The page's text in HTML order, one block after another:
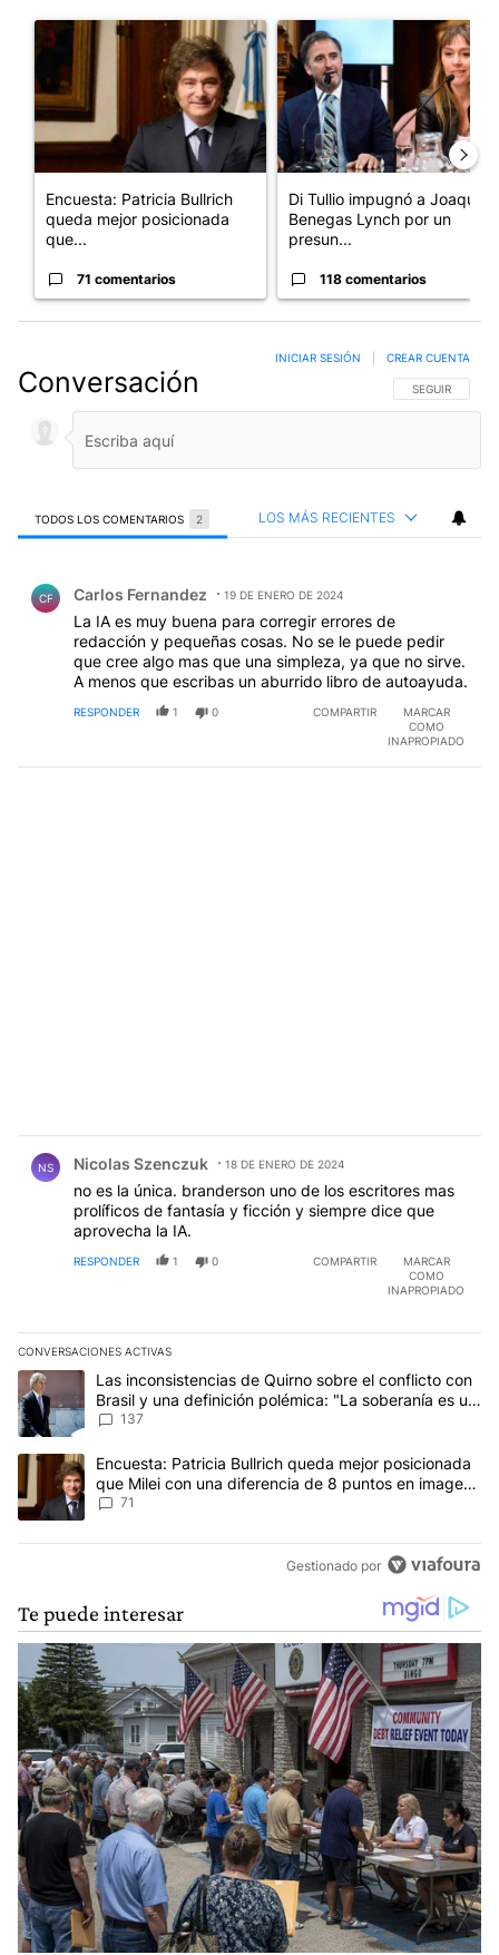
Un artículo de tendencia con el título "Encuesta: Patricia
Encuesta: Patricia Bullrich
queda mejor posicionada
que...
71 comentarios
Un artículo de tendencia con
Di Tullio impugnó a Joaquín
Benegas Lynch por un
presun...
118 comentarios
Conversación SIGA ESTA
SEGUIR
INICIAR SESIÓN CREAR CUENTA
TODOS LOS COMENTARIOS 2 LOS MÁS RECIENTES
CF Carlos Fernandez 19 DE ENERO DE 2024
La IA es muy buena para corregir errores de
redacción y pequeñas cosas. No se le puede pedir
que cree algo mas que una simpleza, ya que no sirve.
A menos que escribas un aburrido libro de autoayuda.
RESPONDER 1 0 COMPARTIR
MARCAR
COMO
INAPROPIADO
NS Nicolas Szenczuk 18 DE ENERO DE 2024
no es la única. branderson uno de los escritores mas
prolíficos de fantasía y ficción y siempre dice que
aprovecha la IA.
RESPONDER 1 0 COMPARTIR
MARCAR
COMO
INAPROPIADO
CONVERSACIONES ACTIVAS
Este listado muestra los artículos con más comentarios en los
Un artículo de tendencia con el título "Las inconsistencias de
Las inconsistencias de Quirno sobre el conflicto con
Brasil y una definición polémica: "La soberanía es un
concepto antiguo"
137
Un artículo de tendencia con el título "Encuesta: Patricia
Encuesta: Patricia Bullrich queda mejor posicionada
que Milei con una diferencia de 8 puntos en imagen
negativa
71
Gestionado por